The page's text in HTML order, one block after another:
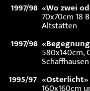
1997/98 «Wo zwei
70x70cm 18
Altstätten
1997/98
580x140cm,
Schaffhausen
1995/97